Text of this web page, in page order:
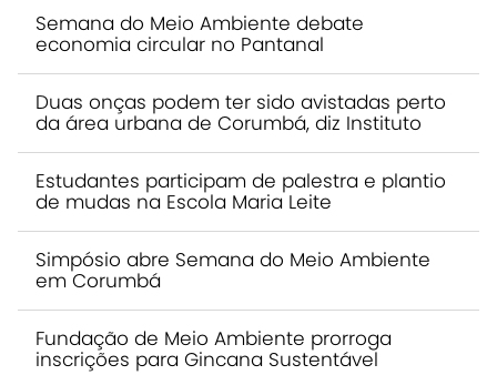
Semana do Meio Ambiente debate
economia circular no Pantanal
Duas onças podem ter sido avistadas perto
da área urbana de Corumbá, diz Instituto
Estudantes participam de palestra e plantio
de mudas na Escola Maria Leite
Simpósio abre Semana do Meio Ambiente
em Corumbá
Fundação de Meio Ambiente prorroga
inscrições para Gincana Sustentável